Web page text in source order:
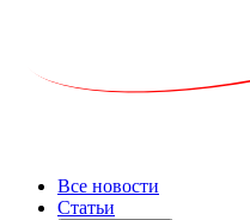
Все новости
Статьи